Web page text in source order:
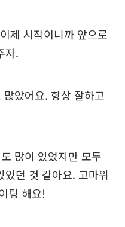
제 시작이니까 앞으로
자.
았어요. 항상 잘하고
많이 있었지만 모두
던 것 같아요. 고마워
팅 해요!